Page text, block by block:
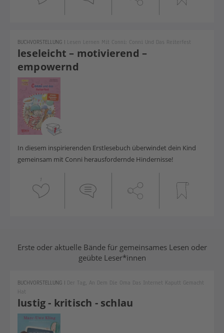
leseleicht – motivierend –
empowernd
BUCHVORSTELLUNG | Lesen Lernen Mit Conni: Conni Und Das Reiterfest
In diesem inspirierenden Erstlesebuch überwindet dein Kind
gemeinsam mit Conni herausfordernde Hindernisse!
1
Erste oder aktuelle Bände für gemeinsames Lesen oder
geübte Leser*innen
lustig - kritisch - schlau
BUCHVORSTELLUNG | Der Tag, An Dem Die Oma Das Internet Kaputt Gemacht
Hat